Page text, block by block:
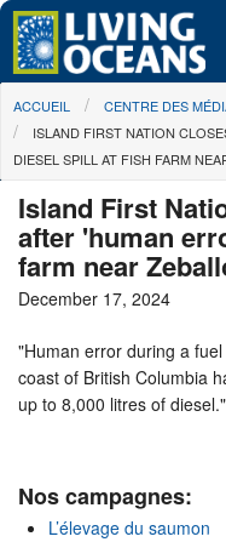
Skip to main content
À propos de nous
Nos campagnes
Centre des Médias
Les Cartes
You are here
ACCUEIL CENTRE DES
ISLAND FIRST NATION
DIESEL SPILL AT FISH FARM
Island First
after 'human
farm near
December 17, 2024
"Human error during a
coast of British Columbia
up to 8,000 litres of diesel."
Nos campagnes:
L’élevage du saumon